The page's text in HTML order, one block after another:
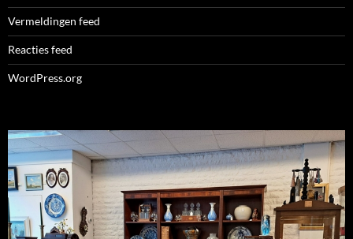
Vermeldingen feed
Reacties feed
WordPress.org